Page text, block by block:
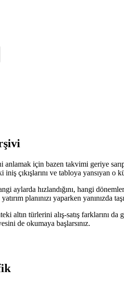
anlamak için bazen takvimi geriye
çıkışlarını ve tabloya yansıyan
aylarda hızlandığını, hangi
planınızı yaparken yanınızda
altın türlerini alış-satış farklarını
de okumaya başlarsınız.